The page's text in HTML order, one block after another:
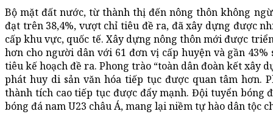
Bộ mặt đất nước, từ thành thị đến nông thôn không
đạt trên 38,4%, vượt chỉ tiêu đề ra, đã xây dựng được
cấp khu vực, quốc tế. Xây dựng nông thôn mới được
hơn cho người dân với 61 đơn vị cấp huyện và gần
tiêu kế hoạch đề ra. Phong trào “toàn dân đoàn kết xây
phát huy di sản văn hóa tiếp tục được quan tâm hơn.
thành tích cao tiếp tục được đẩy mạnh. Đội tuyển bóng
bóng đá nam U23 châu Á, mang lại niềm tự hào dân tộc